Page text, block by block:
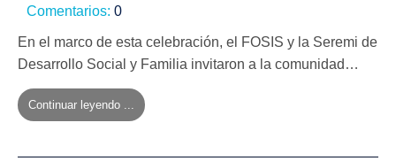
Comentarios: 0
En el marco de esta celebración, el FOSIS y la Seremi de
Desarrollo Social y Familia invitaron a la comunidad…
Continuar leyendo ...